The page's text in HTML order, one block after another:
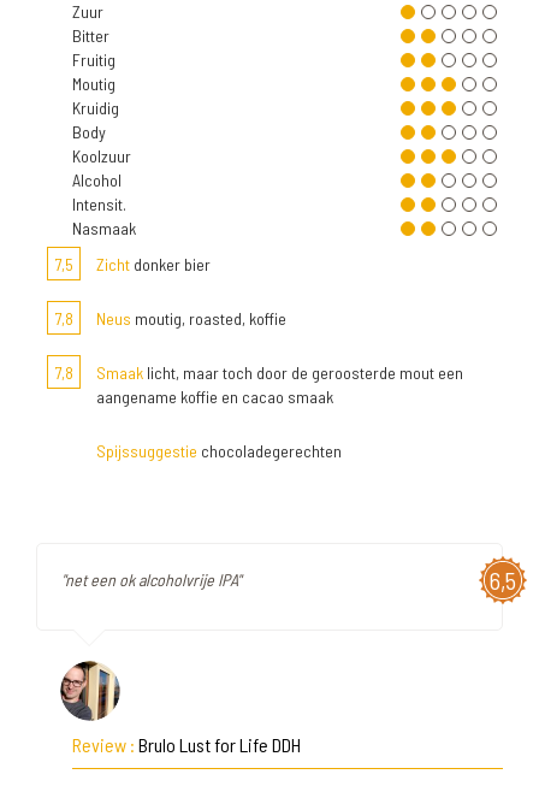
Zuur
Bitter
Fruitig
Moutig
Kruidig
Body
Koolzuur
Alcohol
Intensit.
Nasmaak
7,5
Zicht donker bier
7,8 Neus moutig, roasted, koffie
7,8 Smaak licht, maar toch door de geroosterde mout een
aangename koffie en cacao smaak
Spijssuggestie chocoladegerechten
6,5
"net een ok alcoholvrije IPA"
Review : Brulo Lust for Life DDH